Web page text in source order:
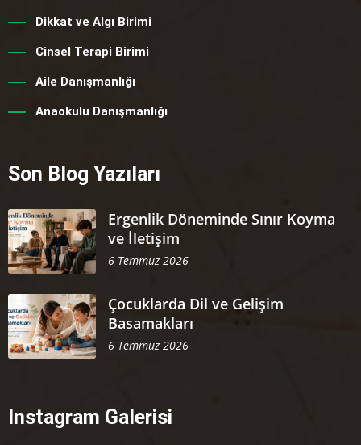
Dikkat ve Algı Birimi
Cinsel Terapi Birimi
Aile Danışmanlığı
Anaokulu Danışmanlığı
Son Blog Yazıları
Ergenlik Döneminde Sınır Koyma
ve İletişim
6 Temmuz 2026
Çocuklarda Dil ve Gelişim
Basamakları
6 Temmuz 2026
Instagram Galerisi